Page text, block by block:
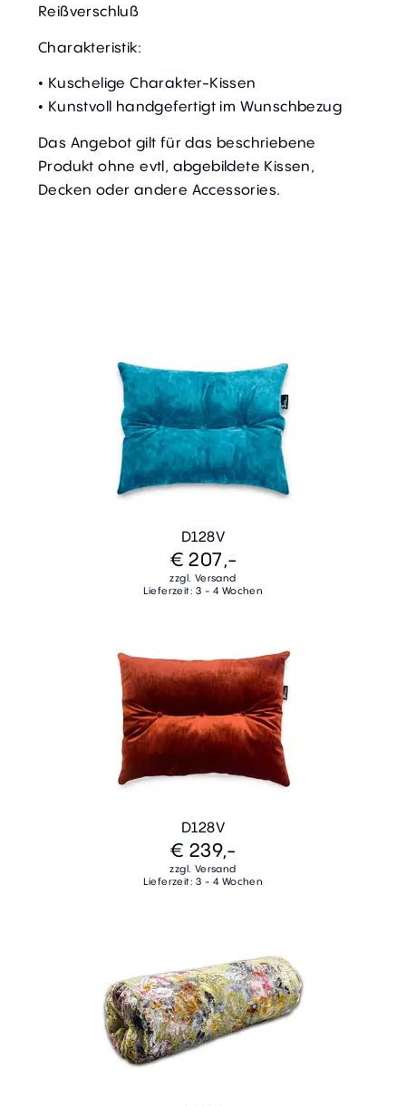
Reißverschluß
Charakteristik:
• Kuschelige Charakter-Kissen
• Kunstvoll handgefertigt im Wunschbezug
Das Angebot gilt für das beschriebene
Produkt ohne evtl, abgebildete Kissen,
Decken oder andere Accessories.
D128V
€ 207,-
zzgl. Versand
Lieferzeit: 3 - 4 Wochen
D128V
€ 239,-
zzgl. Versand
Lieferzeit: 3 - 4 Wochen